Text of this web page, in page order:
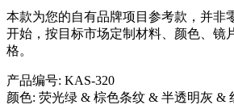
本款为您的自有品牌项目参考款，并非
开始，按目标市场定制材料、颜色、镜
格。
产品编号: KAS-320
颜色: 荧光绿 & 棕色条纹 & 半透明灰 &